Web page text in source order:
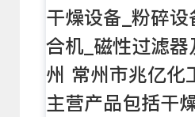
干燥设备_粉碎
合机_磁性过滤
州 常州市兆亿化
主营产品包括干